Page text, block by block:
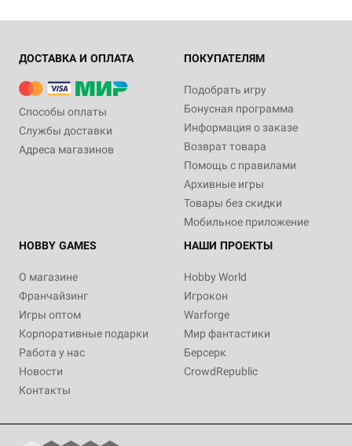
ДОСТАВКА И ОПЛАТА
Способы оплаты
Службы доставки
Адреса магазинов
ПОКУПАТЕЛЯМ
Подобрать игру
Бонусная программа
Информация о заказе
Возврат товара
Помощь с правилами
Архивные игры
Товары без скидки
Мобильное приложение
HOBBY GAMES
О магазине
Франчайзинг
Игры оптом
Корпоративные подарки
Работа у нас
Новости
Контакты
НАШИ ПРОЕКТЫ
Hobby World
Игрокон
Warforge
Мир фантастики
Берсерк
CrowdRepublic